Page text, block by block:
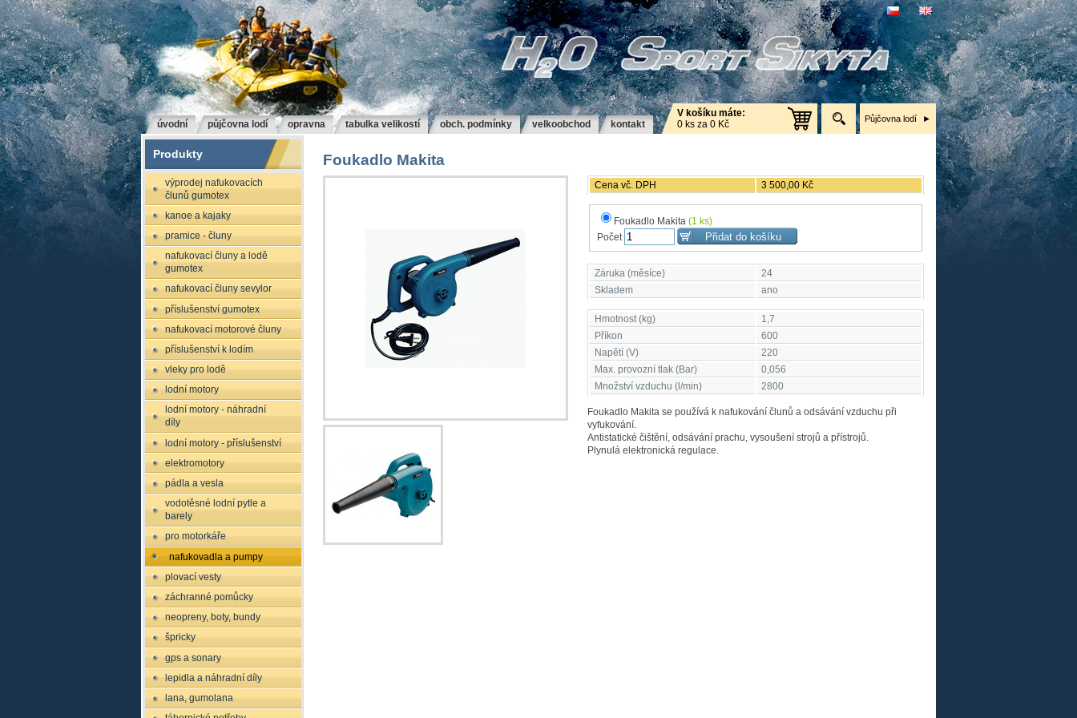
úvodní půjčovna lodí opravna tabulka velikostí obch. podmínky velkoobchod kontakt
V košíku máte:
0 ks za 0 Kč
Půjčovna lodí
Foukadlo Makita
Cena vč. DPH 3 500,00 Kč
Foukadlo Makita (1 ks)
Počet
Záruka (měsíce)
24
Skladem
ano
Hmotnost (kg)
1,7
Příkon
600
Napětí (V)
220
Max. provozní tlak (Bar)
0,056
Množství vzduchu (l/min)
2800
Foukadlo Makita se používá k nafukování člunů a odsávání vzduchu při
vyfukování.
Antistatické čištění, odsávání prachu, vysoušení strojů a přístrojů.
Plynulá elektronická regulace.
Produkty
výprodej nafukovacích
člunů gumotex
kanoe a kajaky
pramice - čluny
nafukovací čluny a lodě
gumotex
nafukovací čluny sevylor
příslušenství gumotex
nafukovací motorové čluny
příslušenství k lodím
vleky pro lodě
lodní motory
lodní motory - náhradní
díly
lodní motory - příslušenství
elektromotory
pádla a vesla
vodotěsné lodní pytle a
barely
pro motorkáře
nafukovadla a pumpy
plovací vesty
záchranné pomůcky
neopreny, boty, bundy
špricky
gps a sonary
lepidla a náhradní díly
lana, gumolana